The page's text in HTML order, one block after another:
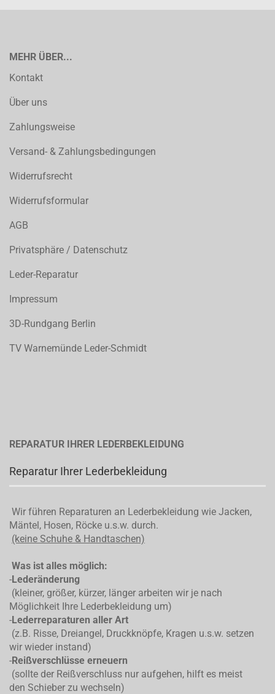
MEHR ÜBER...
Kontakt
Über uns
Zahlungsweise
Versand- & Zahlungsbedingungen
Widerrufsrecht
Widerrufsformular
AGB
Privatsphäre / Datenschutz
Leder-Reparatur
Impressum
3D-Rundgang Berlin
TV Warnemünde Leder-Schmidt
REPARATUR IHRER LEDERBEKLEIDUNG
Reparatur Ihrer Lederbekleidung
Wir führen Reparaturen an Lederbekleidung wie Jacken,
Mäntel, Hosen, Röcke u.s.w. durch.
(keine Schuhe & Handtaschen)
Was ist alles möglich:
-Lederänderung
(kleiner, größer, kürzer, länger arbeiten wir je nach
Möglichkeit Ihre Lederbekleidung um)
-Lederreparaturen aller Art
(z.B. Risse, Dreiangel, Druckknöpfe, Kragen u.s.w. setzen
wir wieder instand)
-Reißverschlüsse erneuern
(sollte der Reißverschluss nur aufgehen, hilft es meist
den Schieber zu wechseln)